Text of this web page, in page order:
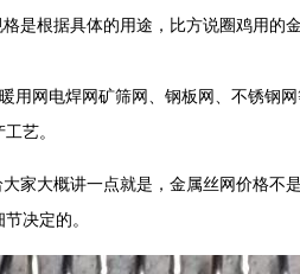
是根据具体的用途，比方说圈鸡用的
网电焊网矿筛网、钢板网、不锈钢
艺。
家大概讲一点就是，金属丝网价格不
决定的。